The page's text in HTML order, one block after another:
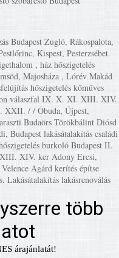
Budapest Zugló, Rákospalota,
Kispest, Pesterzsébet.
, ház hőszigetelés
Majosháza , Lórév Makád
hőszigetelés kőműves
válaszfal IX. X. XI. XIII. XIV.
/ / Óbuda, Újpest,
Budaörs Törökbálint Diósd
Budapest lakásátalakítás családi
burkoló Budapest II.
XIV. ker Adony Ercsi,
Agárd kerítés építse
Lakásátalakítás lakásrenoválás